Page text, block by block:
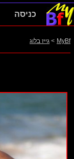
כניסה
MyBf
> גייז בלוג